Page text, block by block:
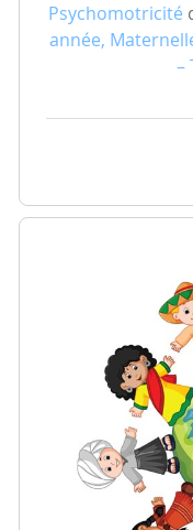
Psychomotricité
année,
–